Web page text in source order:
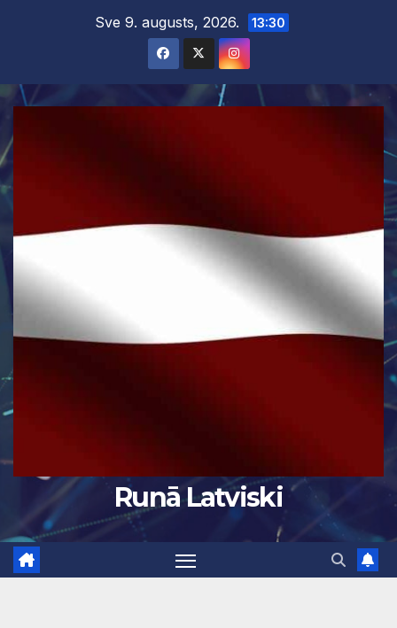
Sve 9. augusts, 2026. 13:30
Runā Latviski